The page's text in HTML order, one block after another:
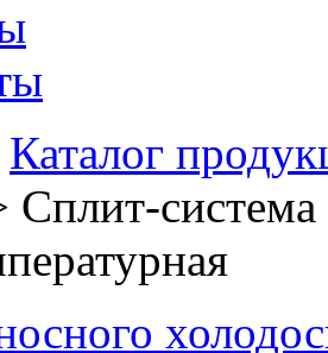
Каталог
Сплит-